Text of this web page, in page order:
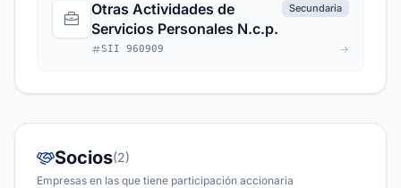
Otras Actividades de
Servicios Personales N.c.p.
Secundaria
SII 960909
Socios(2)
Empresas en las que tiene participación accionaria